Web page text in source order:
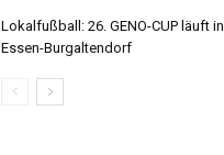
Lokalfußball: 26. GENO-CUP läuft in
Essen-Burgaltendorf